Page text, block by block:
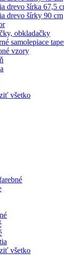
drevo šírka 67,5
drevo šírky 90 cm
obkladačky
samolepiace
vzory
všetko
všetko